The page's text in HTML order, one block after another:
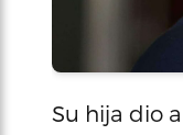
Su hija dio